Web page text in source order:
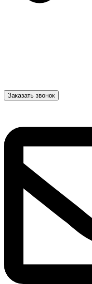
Заказать звонок